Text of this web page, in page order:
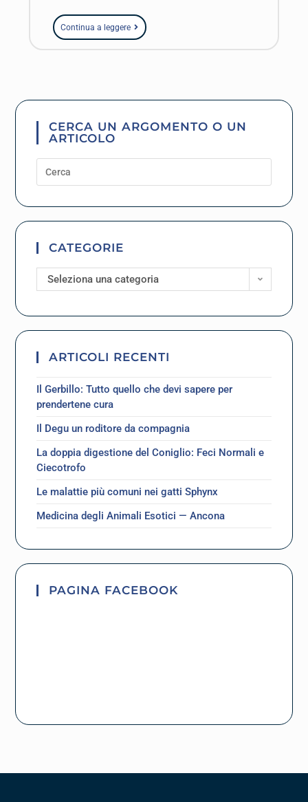
Continua a leggere
CERCA UN ARGOMENTO O UN
ARTICOLO
CATEGORIE
Seleziona una categoria
ARTICOLI RECENTI
Il Gerbillo: Tutto quello che devi sapere per
prendertene cura
Il Degu un roditore da compagnia
La doppia digestione del Coniglio: Feci Normali e
Ciecotrofo
Le malattie più comuni nei gatti Sphynx
Medicina degli Animali Esotici — Ancona
PAGINA FACEBOOK